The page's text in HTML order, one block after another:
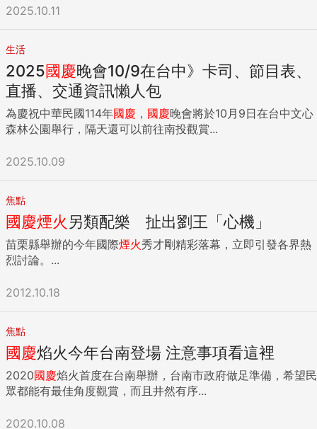
2025.10.11
生活
2025國慶晚會10/9在台中》卡司、節目表、
直播、交通資訊懶人包
為慶祝中華民國114年國慶 ， 國慶晚會將於10月9日在台中文心
森林公園舉行，隔天還可以前往南投觀賞...
2025.10.09
焦點
國慶煙火 另類配樂 扯出劉王「心機」
苗栗縣舉辦的今年國際煙火秀才剛精彩落幕，立即引發各界熱
烈討論。...
2012.10.18
焦點
國慶焰火今年台南登場 注意事項看這裡
2020國慶焰火首度在台南舉辦，台南市政府做足準備，希望民
眾都能有最佳角度觀賞，而且井然有序...
2020.10.08